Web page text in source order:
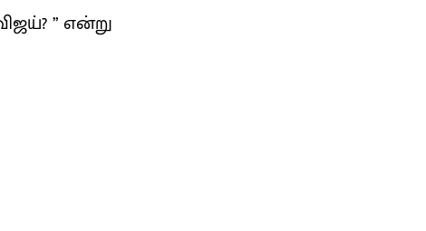
” என்று